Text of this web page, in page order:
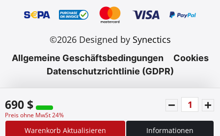
690 $
Preis ohne MwSt 24%
Warenkorb Aktualisieren Informationen
©2026 Designed by Synectics
Allgemeine Geschäftsbedingungen
Cookies
Datenschutzrichtlinie (GDPR)